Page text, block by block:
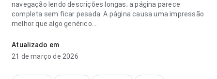
navegação lendo descrições longas; a página parece
completa sem ficar pesada. A página causa uma impressão
melhor que algo genérico.
porque o fortaleza é chamado de leão do pici cashout
original parece objetiva no ponto de velocidade de
carregamento comparando com apps parecidos; a
Atualizado em
21 de março de 2026